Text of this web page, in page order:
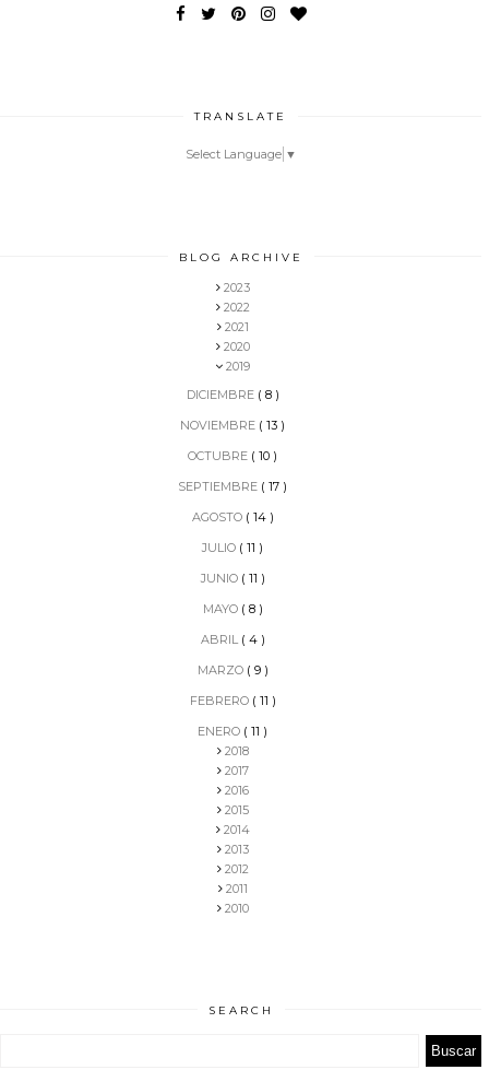
TRANSLATE
Select Language ▼
BLOG ARCHIVE
2023
2022
2021
2020
2019
DICIEMBRE ( 8 )
NOVIEMBRE ( 13 )
OCTUBRE ( 10 )
SEPTIEMBRE ( 17 )
AGOSTO ( 14 )
JULIO ( 11 )
JUNIO ( 11 )
MAYO ( 8 )
ABRIL ( 4 )
MARZO ( 9 )
FEBRERO ( 11 )
ENERO ( 11 )
2018
2017
2016
2015
2014
2013
2012
2011
2010
SEARCH